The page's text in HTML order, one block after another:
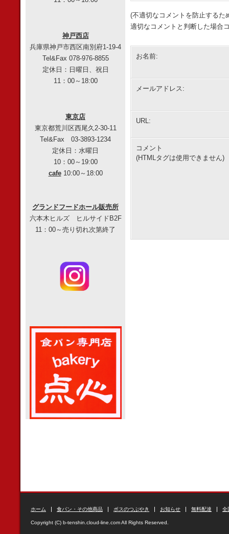
(不適切なコメントを防止するた
適切なコメントと判断した場合
お名前:
メールアドレス:
URL:
コメント
(HTMLタグは使用できません)
神戸西店
兵庫県神戸市西区南別府1-19-4
Tel&Fax 078-976-8855
定休日：日曜日、祝日
11：00～18:00
東京店
東京都荒川区西尾久2-30-11
Tel&Fax 03-3893-1234
定休日：水曜日
10：00～19:00
cafe10:00～18:00
グランドフードホール販売所
六本木ヒルズ ヒルサイドB2F
11：00～売り切れ次第終了
ホーム 食パン・その他商品 ボスのつぶやき お知らせ 無料配達 全
Copyright (C) b-tenshin.cloud-line.com All Rights Reserved.